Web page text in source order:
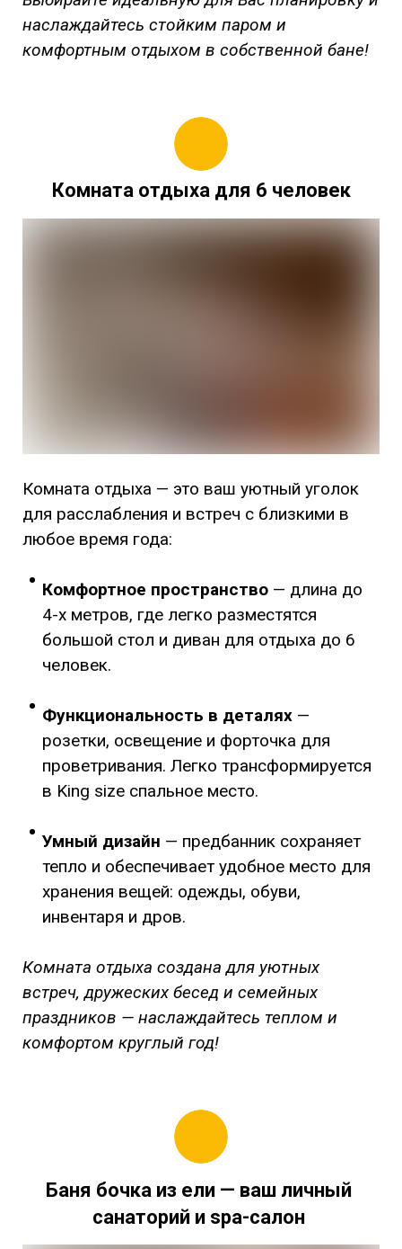
наслаждайтесь стойким паром и
комфортным отдыхом в собственной бане!
Комната отдыха для 6 человек
Комната отдыха — это ваш уютный уголок
для расслабления и встреч с близкими в
любое время года:
Комфортное пространство — длина до
4-х метров, где легко разместятся
большой стол и диван для отдыха до 6
человек.
Функциональность в деталях —
розетки, освещение и форточка для
проветривания. Легко трансформируется
в King size спальное место.
Умный дизайн — предбанник сохраняет
тепло и обеспечивает удобное место для
хранения вещей: одежды, обуви,
инвентаря и дров.
Комната отдыха создана для уютных
встреч, дружеских бесед и семейных
праздников — наслаждайтесь теплом и
комфортом круглый год!
Баня бочка из ели — ваш личный
санаторий и spa-салон